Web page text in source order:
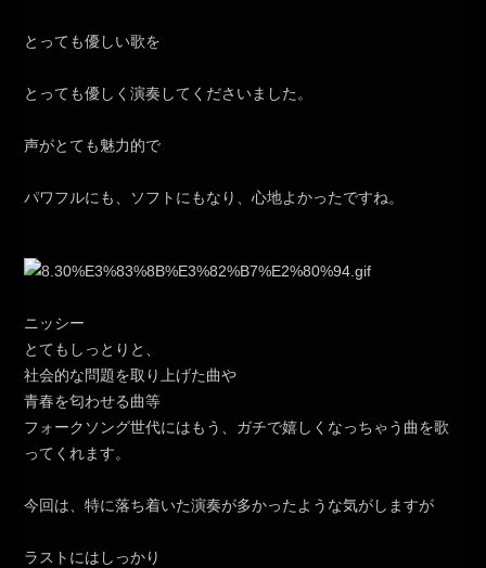
とっても優しい歌を
とっても優しく演奏してくださいました。
声がとても魅力的で
パワフルにも、ソフトにもなり、心地よかったですね。
ニッシー
とてもしっとりと、
社会的な問題を取り上げた曲や
青春を匂わせる曲等
フォークソング世代にはもう、ガチで嬉しくなっちゃう曲を歌
ってくれます。
今回は、特に落ち着いた演奏が多かったような気がしますが
ラストにはしっかり